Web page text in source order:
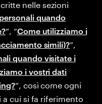
nelle sezioni
quando
”, “Come utilizziamo i
simili)?”,
quando visitate i
i vostri dati
”, così come ogni
cui si fa riferimento